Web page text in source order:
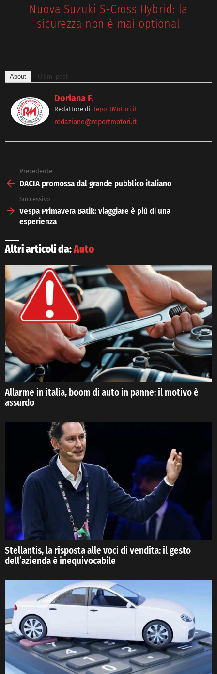
Nuova Suzuki S-Cross Hybrid: la
sicurezza non è mai optional
About Ultimi post
Doriana F.
Redattore di ReportMotori.it
redazione@reportmotori.it
more
Precedente
DACIA promossa dal grande pubblico italiano
Successivo
Vespa Primavera Batik: viaggiare è più di una
esperienza
Altri articoli da:Auto
Allarme in italia, boom di auto in panne: il motivo è
assurdo
Stellantis, la risposta alle voci di vendita: il gesto
dell’azienda è inequivocabile